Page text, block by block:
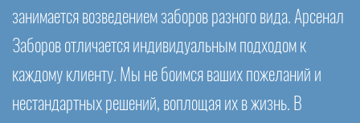
занимается возведением заборов разного вида. Арсенал
Заборов отличается индивидуальным подходом к
каждому клиенту. Мы не боимся ваших пожеланий и
нестандартных решений, воплощая их в жизнь. В